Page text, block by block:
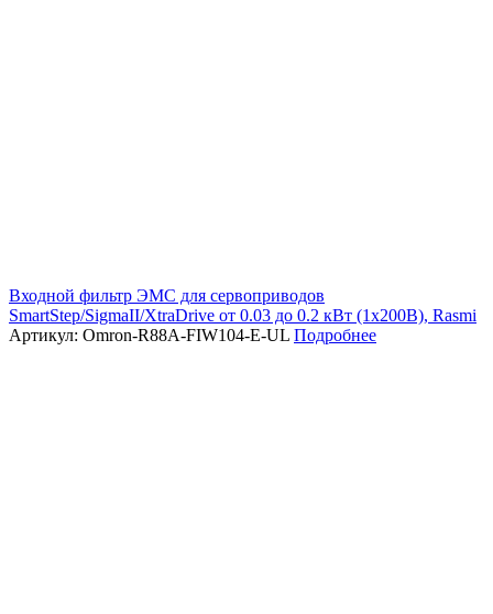
Входной фильтр ЭМС для сервоприводов
SmartStep/SigmaII/XtraDrive от 0.03 до 0.2 кВт (1х200В), Rasmi
Артикул: Omron-R88A-FIW104-E-UL Подробнее